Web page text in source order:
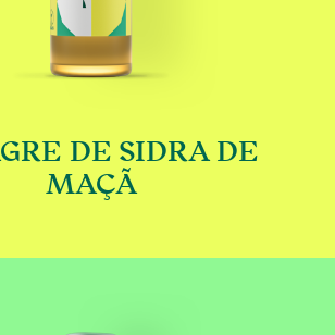
DE SIDRA DE
MAÇÃ
€